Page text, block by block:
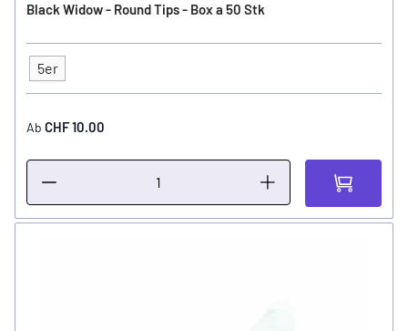
Black Widow - Round Tips - Box a 50 Stk
Tip Grösse
5er
Ab CHF 10.00